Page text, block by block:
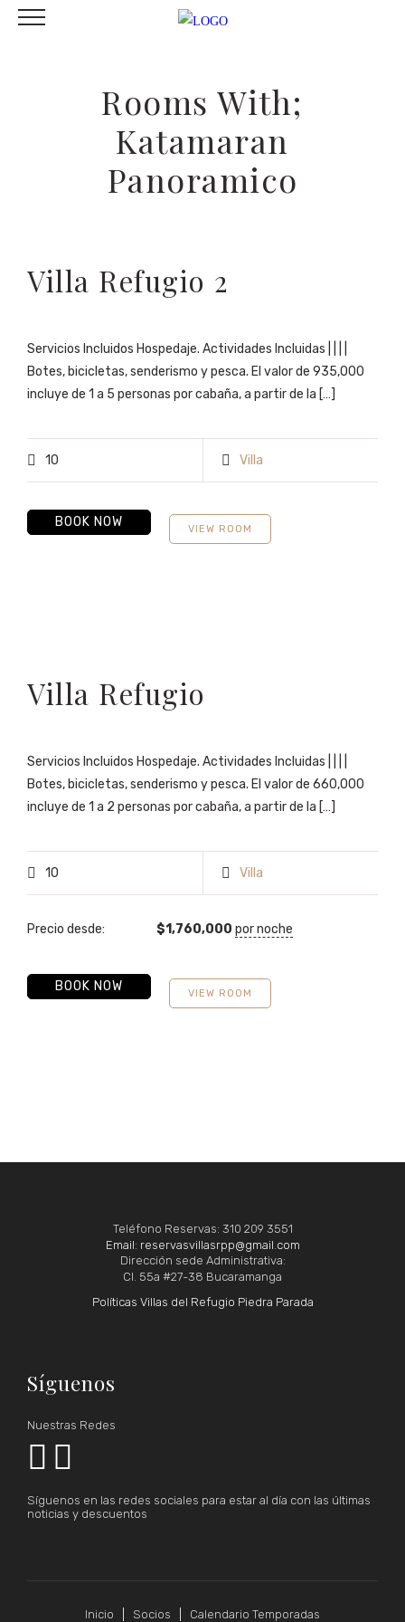
Rooms With;
Katamaran
Panoramico
Villa Refugio 2
Servicios Incluidos Hospedaje. Actividades Incluidas | | | |
Botes, bicicletas, senderismo y pesca. El valor de 935,000
incluye de 1 a 5 personas por cabaña, a partir de la […]
10 Villa
VIEW ROOM
BOOK NOW
Villa Refugio
Servicios Incluidos Hospedaje. Actividades Incluidas | | | |
Botes, bicicletas, senderismo y pesca. El valor de 660,000
incluye de 1 a 2 personas por cabaña, a partir de la […]
10 Villa
Precio desde: $1,760,000 por noche
VIEW ROOM
BOOK NOW
Teléfono Reservas: 310 209 3551
Email: reservasvillasrpp@gmail.com
Dirección sede Administrativa:
Cl. 55a #27-38 Bucaramanga
Políticas Villas del Refugio Piedra Parada
Síguenos
Nuestras Redes
 
Síguenos en las redes sociales para estar al día con las últimas
noticias y descuentos
Inicio Socios Calendario Temporadas